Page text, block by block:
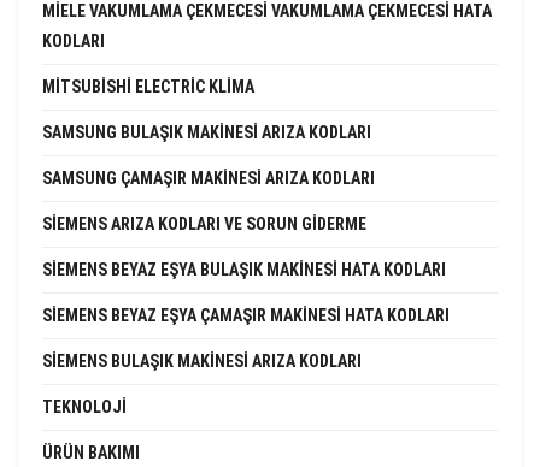
MIELE VAKUMLAMA ÇEKMECESI VAKUMLAMA ÇEKMECESI HATA
KODLARI
MITSUBISHI ELECTRIC KLIMA
SAMSUNG BULAŞIK MAKINESI ARIZA KODLARI
SAMSUNG ÇAMAŞIR MAKINESI ARIZA KODLARI
SIEMENS ARIZA KODLARI VE SORUN GIDERME
SIEMENS BEYAZ EŞYA BULAŞIK MAKINESI HATA KODLARI
SIEMENS BEYAZ EŞYA ÇAMAŞIR MAKINESI HATA KODLARI
SIEMENS BULAŞIK MAKINESI ARIZA KODLARI
TEKNOLOJI
ÜRÜN BAKIMI